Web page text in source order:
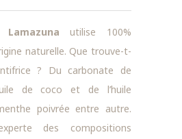
utilise 100%
naturelle. Que trouve-t-
? Du carbonate de
de coco et de l’huile
poivrée entre autre.
des compositions